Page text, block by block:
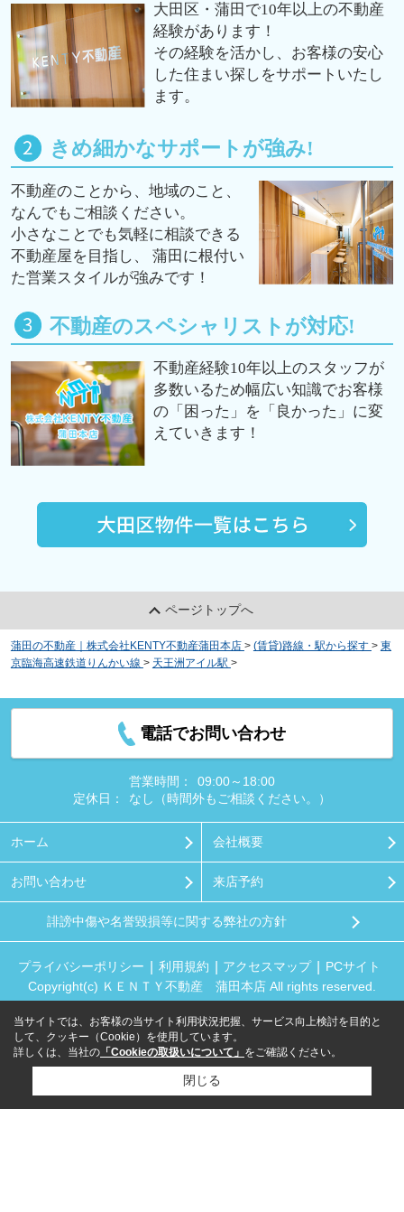
大田区・蒲田で10年以上の不動産
経験があります！
その経験を活かし、お客様の安心
した住まい探しをサポートいたし
ます。
きめ細かなサポートが強み!
不動産のことから、地域のこと、
なんでもご相談ください。
小さなことでも気軽に相談できる
不動産屋を目指し、 蒲田に根付い
た営業スタイルが強みです！
不動産のスペシャリストが対応!
不動産経験10年以上のスタッフが
多数いるため幅広い知識でお客様
の「困った」を「良かった」に変
えていきます！
ページトップへ
蒲田の不動産｜株式会社KENTY不動産蒲田本店 > (賃貸)路線・駅から探す > 東
京臨海高速鉄道りんかい線 > 天王洲アイル駅 >
電話でお問い合わせ
営業時間：
09:00～18:00
定休日：
なし（時間外もご相談ください。）
ホーム 会社概要
お問い合わせ 来店予約
誹謗中傷や名誉毀損等に関する弊社の方針
プライバシーポリシー 利用規約 アクセスマップ
PCサイト
Copyright(c) ＫＥＮＴＹ不動産 蒲田本店 All rights reserved.
当サイトでは、お客様の当サイト利用状況把握、サービス向上検討を目的と
して、クッキー（Cookie）を使用しています。
詳しくは、当社の 「Cookieの取扱いについて」 をご確認ください。
閉じる